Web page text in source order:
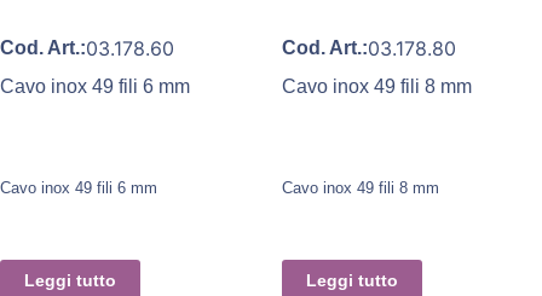
Cod. Art.:03.178.60
Cavo inox 49 fili 6 mm
Cavo inox 49 fili 6 mm
Leggi tutto
Cod. Art.:03.178.80
Cavo inox 49 fili 8 mm
Cavo inox 49 fili 8 mm
Leggi tutto